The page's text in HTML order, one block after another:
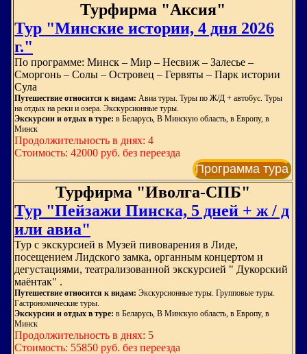
Турфирма "Аксия"
Тур "Минские истории, 4 дня 2026
г."
По программе: Минск – Мир – Несвиж – Залесье –
Сморгонь – Солы – Островец – Гервяты – Парк истории
Сула
Путешествие относится к видам: Авиа туры. Туры по Ж/Д + автобус. Туры
на отдых на реки и озера. Экскурсионные туры.
Экскурсии и отдых в туре: в Беларусь, В Минскую область, в Европу, в
Минск
Продолжительность в днях: 4
Стоимость: 42000 руб. без переезда
Программа тура
Турфирма "Иволга-СПБ"
Тур "Пейзажи Пинска, 5 дней + ж / д
или авиа"
Тур с экскурсией в Музей пивоварения в Лиде,
посещением Лидского замка, органным концертом и
дегустациями, театрализованной экскурсией " Дукорский
маёнтак" .
Путешествие относится к видам: Экскурсионные туры. Групповые туры.
Гастрономические туры.
Экскурсии и отдых в туре: в Беларусь, В Минскую область, в Европу, в
Минск
Продолжительность в днях: 5
Стоимость: 55850 руб. без переезда